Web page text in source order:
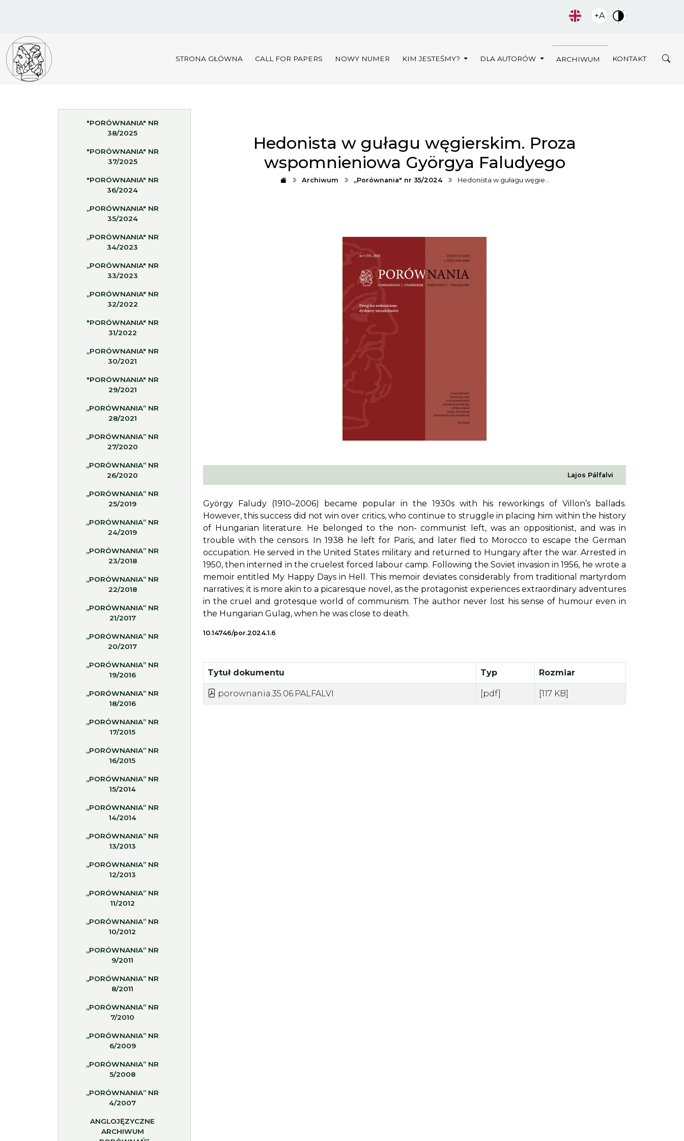
+A
STRONA GŁÓWNA CALL FOR PAPERS NOWY NUMER KIM JESTEŚMY? DLA AUTORÓW ARCHIWUM KONTAKT
"PORÓWNANIA" NR
38/2025
"PORÓWNANIA" NR
37/2025
"PORÓWNANIA" NR
36/2024
„PORÓWNANIA" NR
35/2024
„PORÓWNANIA" NR
34/2023
„PORÓWNANIA" NR
33/2023
„PORÓWNANIA" NR
32/2022
"PORÓWNANIA" NR
31/2022
„PORÓWNANIA" NR
30/2021
"PORÓWNANIA" NR
29/2021
„PORÓWNANIA” NR
28/2021
„PORÓWNANIA” NR
27/2020
„PORÓWNANIA” NR
26/2020
„PORÓWNANIA” NR
25/2019
„PORÓWNANIA” NR
24/2019
„PORÓWNANIA” NR
23/2018
„PORÓWNANIA” NR
22/2018
„PORÓWNANIA” NR
21/2017
„PORÓWNANIA” NR
20/2017
„PORÓWNANIA” NR
19/2016
„PORÓWNANIA” NR
18/2016
„PORÓWNANIA” NR
17/2015
„PORÓWNANIA” NR
16/2015
„PORÓWNANIA” NR
15/2014
„PORÓWNANIA” NR
14/2014
„PORÓWNANIA” NR
13/2013
„PORÓWNANIA” NR
12/2013
„PORÓWNANIA” NR
11/2012
„PORÓWNANIA” NR
10/2012
„PORÓWNANIA” NR
9/2011
„PORÓWNANIA” NR
8/2011
„PORÓWNANIA” NR
7/2010
„PORÓWNANIA” NR
6/2009
„PORÓWNANIA” NR
5/2008
„PORÓWNANIA” NR
4/2007
ANGLOJĘZYCZNE
ARCHIWUM
Hedonista w gułagu węgierskim. Proza
wspomnieniowa Györgya Faludyego
Archiwum „Porównania" nr 35/2024 Hedonista w gułagu węgie…
Lajos Pálfalvi
György Faludy (1910–2006) became popular in the 1930s with his reworkings of Villon’s ballads.
However, this success did not win over critics, who continue to struggle in placing him within the history
of Hungarian literature. He belonged to the non- communist left, was an oppositionist, and was in
trouble with the censors. In 1938 he left for Paris, and later fled to Morocco to escape the German
occupation. He served in the United States military and returned to Hungary after the war. Arrested in
1950, then interned in the cruelest forced labour camp. Following the Soviet invasion in 1956, he wrote a
memoir entitled My Happy Days in Hell. This memoir deviates considerably from traditional martyrdom
narratives; it is more akin to a picaresque novel, as the protagonist experiences extraordinary adventures
in the cruel and grotesque world of communism. The author never lost his sense of humour even in
the Hungarian Gulag, when he was close to death.
10.14746/por.2024.1.6
Tytuł dokumentu Typ Rozmiar
porownania.35.06.PALFALVI [pdf] [117 KB]